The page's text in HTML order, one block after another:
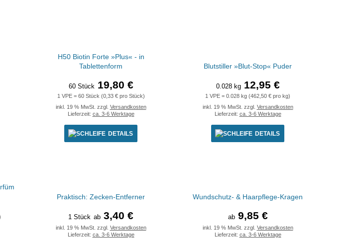
H50 Biotin Forte »Plus« - in
Tablettenform
60 Stück 19,80 €
1 VPE = 60 Stück (0,33 € pro Stück)
inkl. 19 % MwSt. zzgl. Versandkosten
Lieferzeit: ca. 3-6 Werktage
DETAILS
Blutstiller »Blut-Stop« Puder
0.028 kg 12,95 €
1 VPE = 0.028 kg (462,50 € pro kg)
inkl. 19 % MwSt. zzgl. Versandkosten
Lieferzeit: ca. 3-6 Werktage
DETAILS
Praktisch: Zecken-Entferner
1 Stück ab 3,40 €
inkl. 19 % MwSt. zzgl. Versandkosten
Lieferzeit: ca. 3-6 Werktage
Wundschutz- & Haarpflege-Kragen
ab 9,85 €
inkl. 19 % MwSt. zzgl. Versandkosten
Lieferzeit: ca. 3-6 Werktage